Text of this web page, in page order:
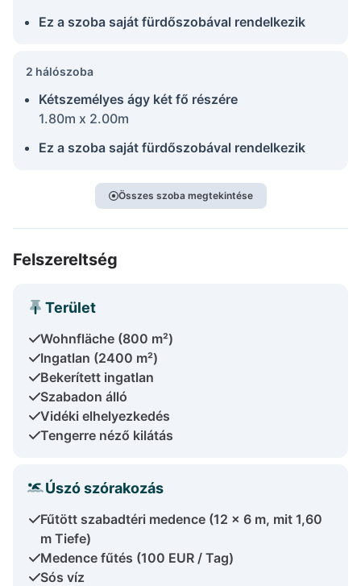
Ez a szoba saját fürdőszobával rendelkezik
2 hálószoba
Kétszemélyes ágy két fő részére
1.80m x 2.00m
Ez a szoba saját fürdőszobával rendelkezik
Összes szoba megtekintése
Felszereltség
Terület
Wohnfläche (800 m²)
Ingatlan (2400 m²)
Bekerített ingatlan
Szabadon álló
Vidéki elhelyezkedés
Tengerre néző kilátás
Úszó szórakozás
Fűtött szabadtéri medence (12 x 6 m, mit 1,60
m Tiefe)
Medence fűtés (100 EUR / Tag)
Sós víz